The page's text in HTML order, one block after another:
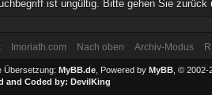
ist ungültig. Bitte gehen Sie zurück
Imoriath.com Nach oben Archiv-Modus
Übersetzung: MyBB.de, Powered by MyBB, © 2002-
and Coded by: DevilKing